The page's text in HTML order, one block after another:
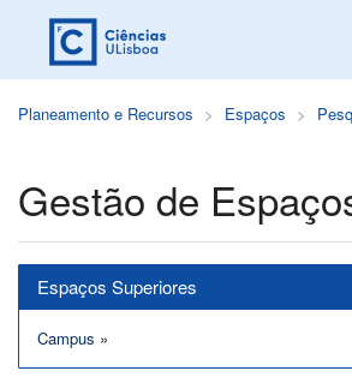
Planeamento e Recursos Espaços
Gestão de
Espaços Superiores
Campus »